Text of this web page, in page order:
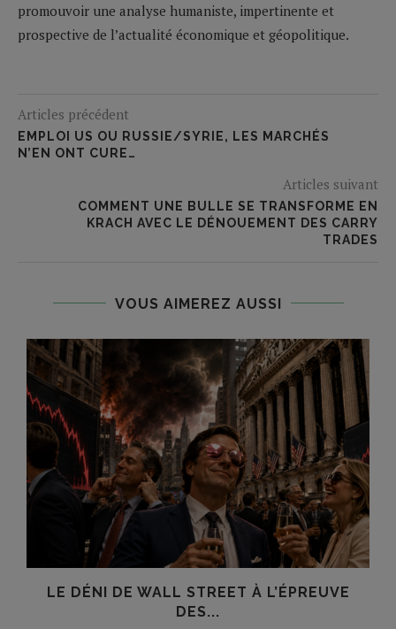
promouvoir une analyse humaniste, impertinente et
prospective de l’actualité économique et géopolitique.
Articles précédent
EMPLOI US OU RUSSIE/SYRIE, LES MARCHÉS
N’EN ONT CURE…
Articles suivant
COMMENT UNE BULLE SE TRANSFORME EN
KRACH AVEC LE DÉNOUEMENT DES CARRY
TRADES
VOUS AIMEREZ AUSSI
LE DÉNI DE WALL STREET À L’ÉPREUVE
DES...